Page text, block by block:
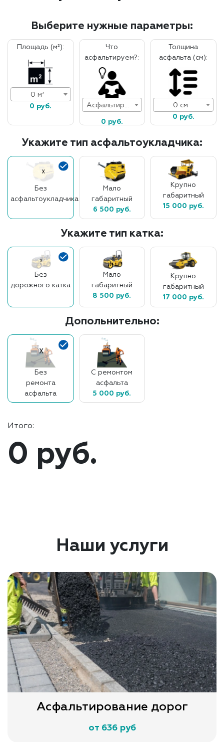
Выберите нужные параметры:
Площадь (м²):
0 м²
0 руб.
Что
асфальтируем?:
0 руб.
Толщина
асфальта (см):
0 см
0 руб.
Укажите тип асфальтоукладчика:
Без
асфальтоукладчика
Мало
габаритный
6 500 руб.
Крупно
габаритный
15 000 руб.
Укажите тип катка:
Без
дорожного катка
Мало
габаритный
8 500 руб.
Крупно
габаритный
17 000 руб.
Допольнительно:
Без
ремонта
асфальта
С ремонтом
асфальта
5 000 руб.
Итого:
0 руб.
Наши услуги
Асфальтирование дорог
от 636 руб